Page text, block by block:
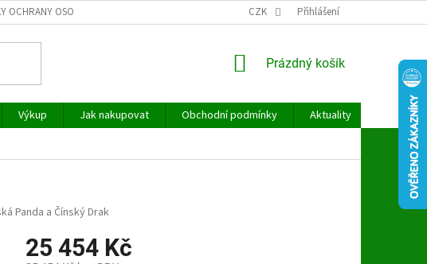
OCHRANY OSOBNÍCH ÚDAJŮ CZK Přihlášení
NÁKUPNÍ
Prázdný košík
Výkup Jak nakupovat Obchodní podmínky Aktuality
Kontakt
Panda a Čínský Drak
25 454 Kč